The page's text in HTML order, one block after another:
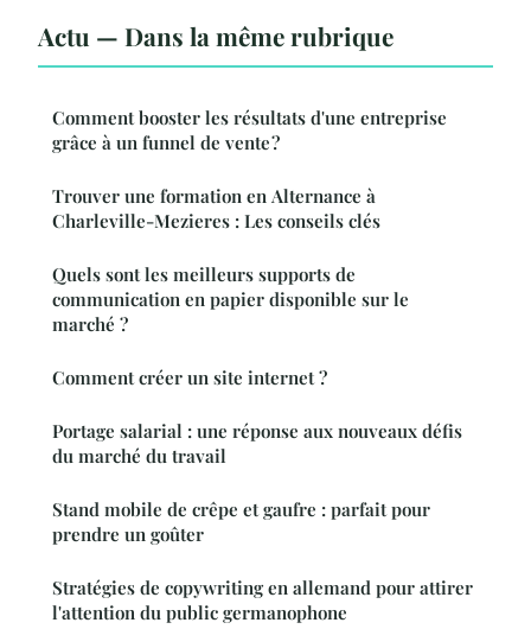
Actu — Dans la même rubrique
Comment booster les résultats d'une entreprise
grâce à un funnel de vente ?
Trouver une formation en Alternance à
Charleville-Mezieres : Les conseils clés
Quels sont les meilleurs supports de
communication en papier disponible sur le
marché ?
Comment créer un site internet ?
Portage salarial : une réponse aux nouveaux défis
du marché du travail
Stand mobile de crêpe et gaufre : parfait pour
prendre un goûter
Stratégies de copywriting en allemand pour attirer
l'attention du public germanophone